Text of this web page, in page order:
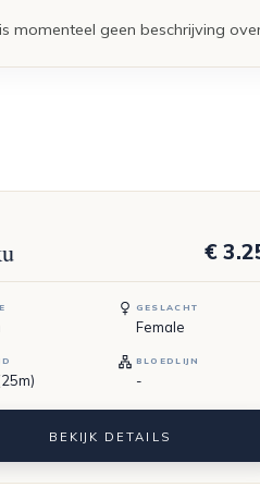
momenteel geen beschrijving
€
GESLACHT
Female
BLOEDLIJN
-
BEKIJK DETAILS